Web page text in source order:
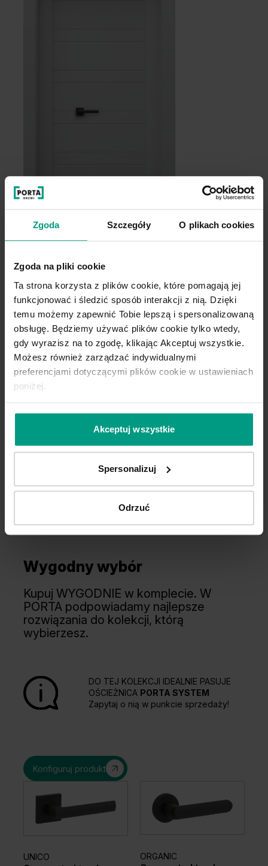
Zgoda Szczegóły O plikach cookies
Zgoda na pliki cookie
Ta strona korzysta z plików cookie, które pomagają jej
funkcjonować i śledzić sposób interakcji z nią. Dzięki
temu możemy zapewnić Tobie lepszą i spersonalizowaną
obsługę. Będziemy używać plików cookie tylko wtedy,
gdy wyrazisz na to zgodę, klikając Akceptuj wszystkie.
Możesz również zarządzać indywidualnymi
preferencjami dotyczącymi plików cookie w ustawieniach
poniżej.
Akceptuj wszystkie
Spersonalizuj
Odrzuć
Grupa cenowa (2)
Hikora Jackson Ciemny Hikora Jackson Jasny
Dąb Angielski Hamilton
D.0
Wygodny wybór
Kupuj WYGODNIE w komplecie. W
PORTA podpowiadamy najlepsze
rozwiązania do kolekcji, którą
wybierzesz.
DO TEJ KOLEKCJI IDEALNIE PASUJE
OŚCIEŻNICA PORTA SYSTEM
Zapytaj o nią w punkcie sprzedaży!
Konfiguruj produkt
UNICO
ORGANIC